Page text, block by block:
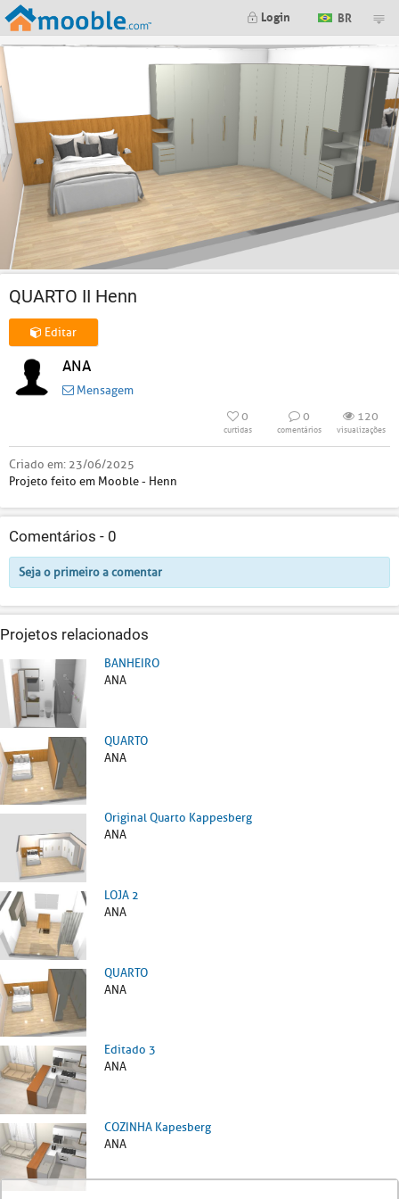
Login BR
QUARTO II Henn
Editar
ANA
Mensagem
0
curtidas
0
comentários
120
visualizações
Criado em: 23/06/2025
Projeto feito em Mooble - Henn
Comentários - 0
Seja o primeiro a comentar
Projetos relacionados
BANHEIRO
ANA
QUARTO
ANA
Original Quarto Kappesberg
ANA
LOJA 2
ANA
QUARTO
ANA
Editado 3
ANA
COZINHA Kapesberg
ANA